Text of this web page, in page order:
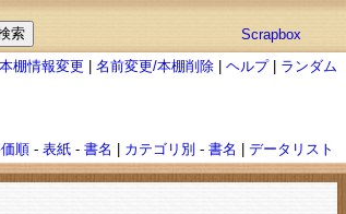
Scrapbox
本棚情報変更 |名前変更/本棚削除 |ヘルプ| ランダム
順 -表紙 -書名 カテゴリ別 -書名 |データリスト